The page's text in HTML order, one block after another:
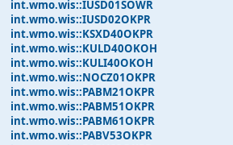
int.wmo.wis::IUSD01SOWR
int.wmo.wis::IUSD02OKPR
int.wmo.wis::KSXD40OKPR
int.wmo.wis::KULD40OKOH
int.wmo.wis::KULI40OKOH
int.wmo.wis::NOCZ01OKPR
int.wmo.wis::PABM21OKPR
int.wmo.wis::PABM51OKPR
int.wmo.wis::PABM61OKPR
int.wmo.wis::PABV53OKPR